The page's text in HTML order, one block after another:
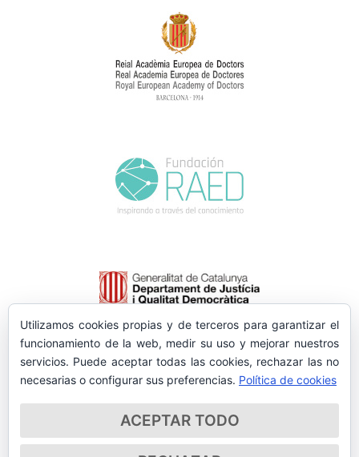
Utilizamos cookies propias y de terceros para garantizar el
funcionamiento de la web, medir su uso y mejorar nuestros
servicios. Puede aceptar todas las cookies, rechazar las no
necesarias o configurar sus preferencias. Política de cookies
ACEPTAR TODO